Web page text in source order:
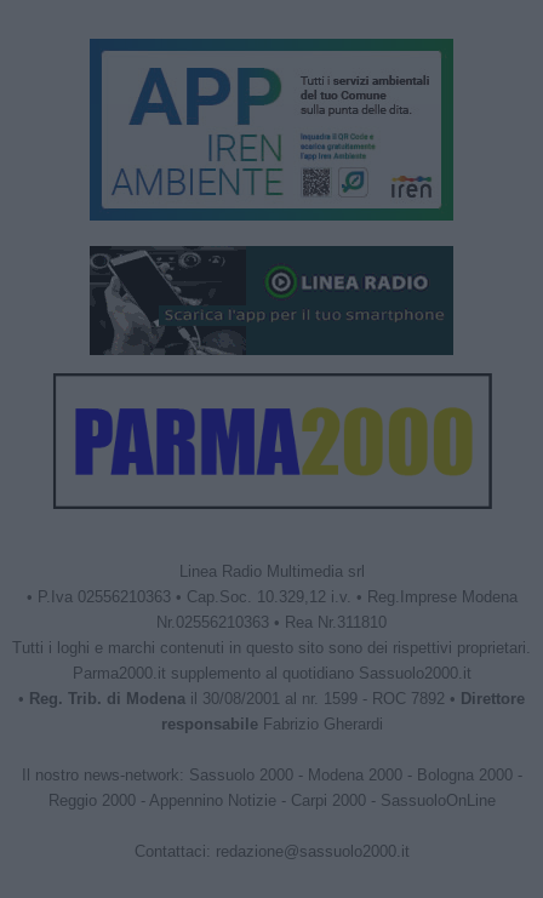
Linea Radio Multimedia srl
• P.Iva 02556210363 • Cap.Soc. 10.329,12 i.v. • Reg.Imprese Modena
Nr.02556210363 • Rea Nr.311810
Tutti i loghi e marchi contenuti in questo sito sono dei rispettivi proprietari.
Parma2000.it supplemento al quotidiano Sassuolo2000.it
• Reg. Trib. di Modena il 30/08/2001 al nr. 1599 - ROC 7892 • Direttore
responsabileFabrizio Gherardi
Il nostro news-network: Sassuolo 2000- Modena 2000- Bologna 2000-
Reggio 2000- Appennino Notizie - Carpi 2000- SassuoloOnLine
Contattaci: redazione@sassuolo2000.it